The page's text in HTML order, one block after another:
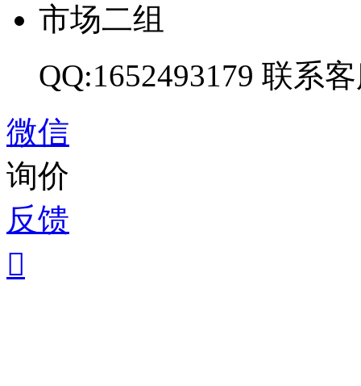
市场二组
QQ:1652493179 联系
微信
询价
反馈
